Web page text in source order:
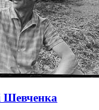
Шевченка